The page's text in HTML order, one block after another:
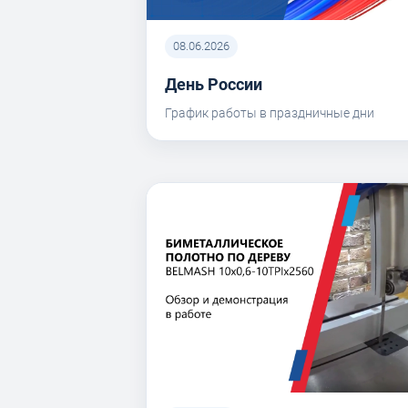
08.06.2026
День России
График работы в праздничные дни